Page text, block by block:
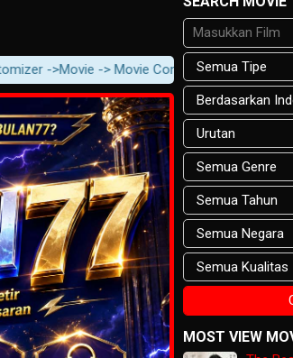
>Movie -> Movie Content -> Player Notification.
MOST VIEW